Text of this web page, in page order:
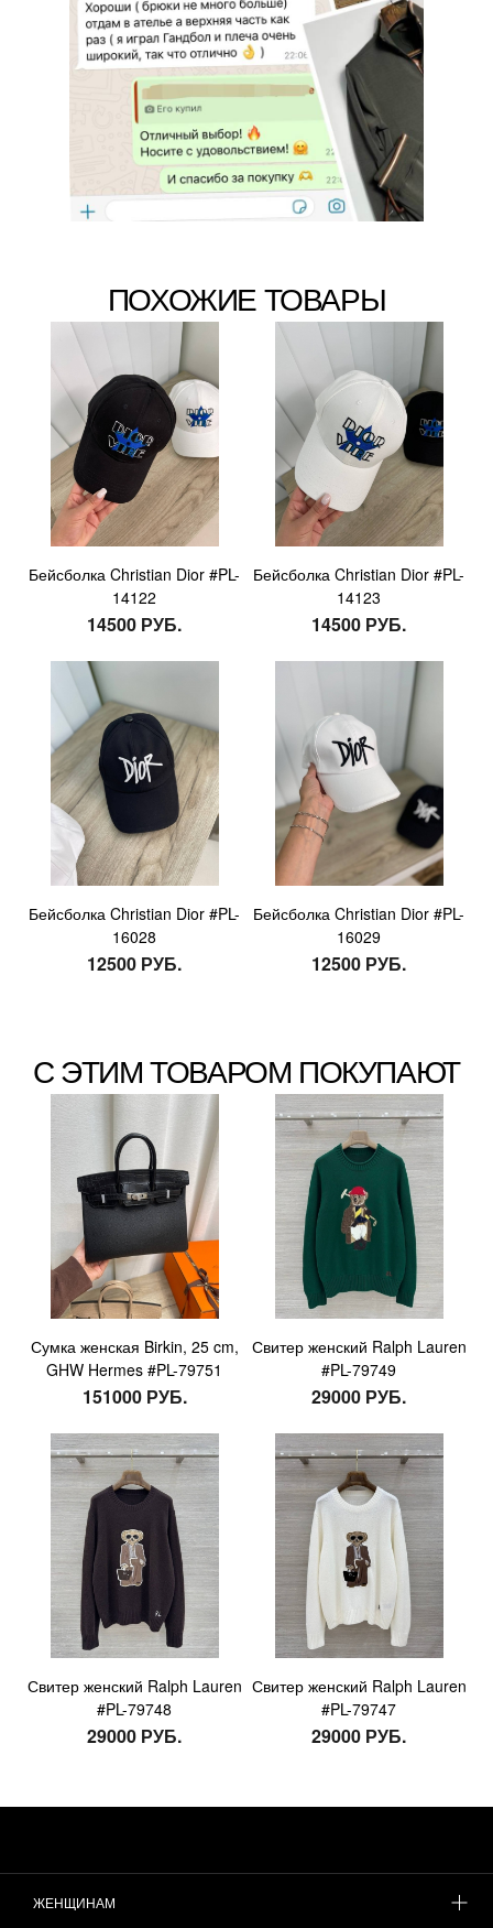
ПОХОЖИЕ ТОВАРЫ
Бейсболка Christian Dior #PL-
14122
14500 РУБ.
Бейсболка Christian Dior #PL-
14123
14500 РУБ.
Бейсболка Christian Dior #PL-
16028
12500 РУБ.
Бейсболка Christian Dior #PL-
16029
12500 РУБ.
С ЭТИМ ТОВАРОМ ПОКУПАЮТ
Сумка женская Birkin, 25 cm,
GHW Hermes #PL-79751
151000 РУБ.
Свитер женский Ralph Lauren
#PL-79749
29000 РУБ.
Свитер женский Ralph Lauren
#PL-79748
29000 РУБ.
Свитер женский Ralph Lauren
#PL-79747
29000 РУБ.
ЖЕНЩИНАМ